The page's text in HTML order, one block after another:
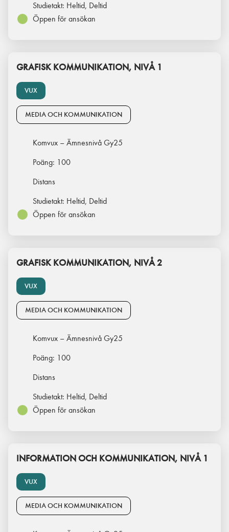
Studietakt: Heltid, Deltid
Öppen för ansökan
VUX
GRAFISK KOMMUNIKATION, NIVÅ 1
MEDIA OCH KOMMUNIKATION
Komvux – Ämnesnivå Gy25
Poäng: 100
Distans
Studietakt: Heltid, Deltid
Öppen för ansökan
VUX
GRAFISK KOMMUNIKATION, NIVÅ 2
MEDIA OCH KOMMUNIKATION
Komvux – Ämnesnivå Gy25
Poäng: 100
Distans
Studietakt: Heltid, Deltid
Öppen för ansökan
VUX
INFORMATION OCH KOMMUNIKATION, NIVÅ 1
MEDIA OCH KOMMUNIKATION